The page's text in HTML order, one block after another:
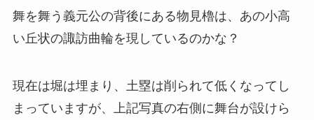
舞を舞う義元公の背後にある物見櫓は、あの小高
い丘状の諏訪曲輪を現しているのかな？
現在は堀は埋まり、土塁は削られて低くなってし
まっていますが、上記写真の右側に舞台が設けら